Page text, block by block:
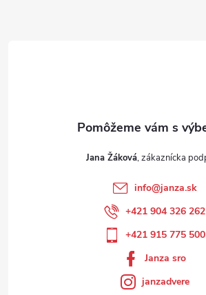
Jana Žáková
info@janza.sk
+421 904 326 262
+421 915 775 500
Janza sro
janzadvere